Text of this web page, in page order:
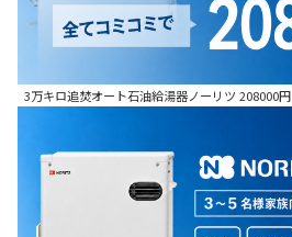
3万キロ追焚オート石油給湯器ノーリツ 208000円